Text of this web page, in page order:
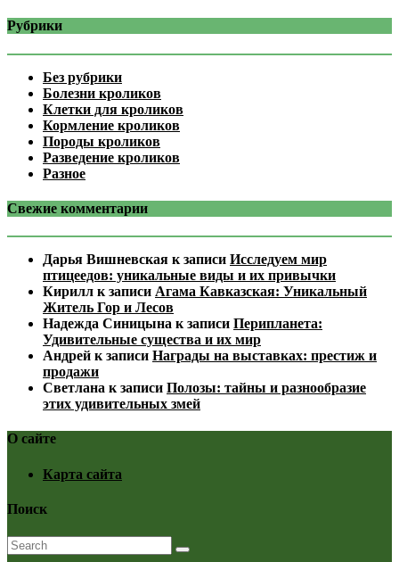
Рубрики
Без рубрики
Болезни кроликов
Клетки для кроликов
Кормление кроликов
Породы кроликов
Разведение кроликов
Разное
Свежие комментарии
Дарья Вишневская к записи Исследуем мир
птицеедов: уникальные виды и их привычки
Кирилл к записи Агама Кавказская: Уникальный
Житель Гор и Лесов
Надежда Синицына к записи Перипланета:
Удивительные существа и их мир
Андрей к записи Награды на выставках: престиж и
продажи
Светлана к записи Полозы: тайны и разнообразие
этих удивительных змей
О сайте
Карта сайта
Поиск